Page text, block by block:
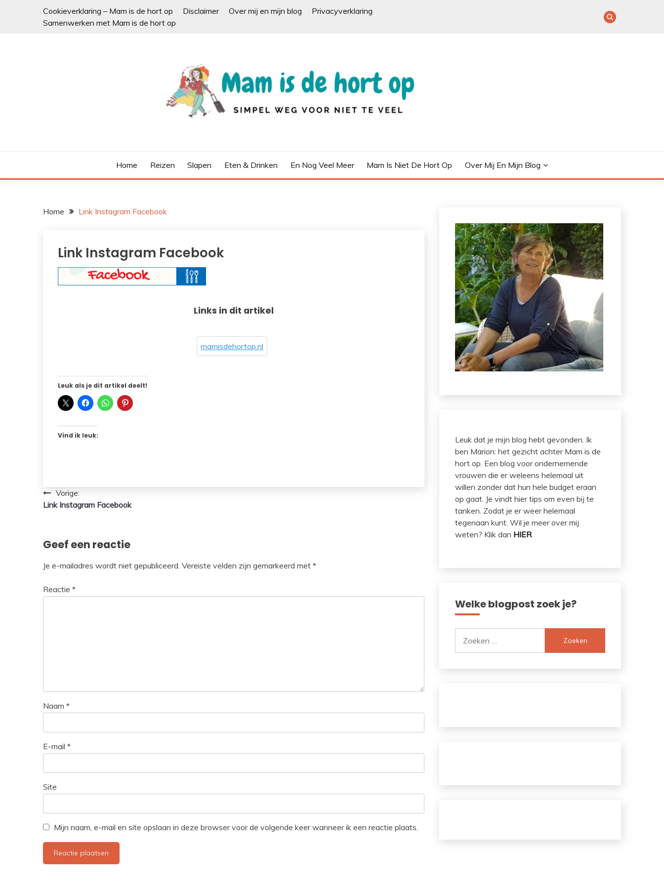
Cookieverklaring – Mam is de hort op Disclaimer Over mij en mijn blog
Privacyverklaring
Samenwerken met Mam is de hort op
Home Reizen Slapen Eten & Drinken En Nog Veel Meer Mam Is Niet De Hort Op Over Mij En Mijn Blog
Home Link Instagram Facebook
Link Instagram Facebook
Links in dit artikel
mamisdehortop.nl
Leuk als je dit artikel deelt!
Vind ik leuk:
Bericht
navigatie
Vorige:
Link Instagram Facebook
Geef een reactie
Je e-mailadres wordt niet gepubliceerd. Vereiste velden zijn gemarkeerd met *
Reactie *
Naam *
E-mail *
Site
Mijn naam, e-mail en site opslaan in deze browser voor de volgende keer wanneer ik een reactie plaats.
Leuk dat je mijn blog hebt gevonden. Ik
ben Marion: het gezicht achter Mam is de
hort op. Een blog voor ondernemende
vrouwen die er weleens helemaal uit
willen zonder dat hun hele budget eraan
op gaat. Je vindt hier tips om even bij te
tanken. Zodat je er weer helemaal
tegenaan kunt. Wil je meer over mij
weten? Klik dan HIER
Welke blogpost zoek je?
naar: